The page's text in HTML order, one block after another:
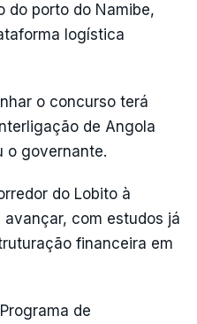
do porto do Namibe,
logística
o concurso terá
de Angola
o governante.
do Lobito à
com estudos já
financeira em
de